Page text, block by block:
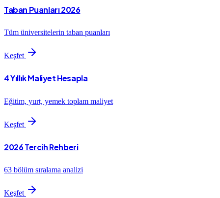
Taban Puanları 2026
Tüm üniversitelerin taban puanları
Keşfet
4 Yıllık Maliyet Hesapla
Eğitim, yurt, yemek toplam maliyet
Keşfet
2026 Tercih Rehberi
63 bölüm sıralama analizi
Keşfet